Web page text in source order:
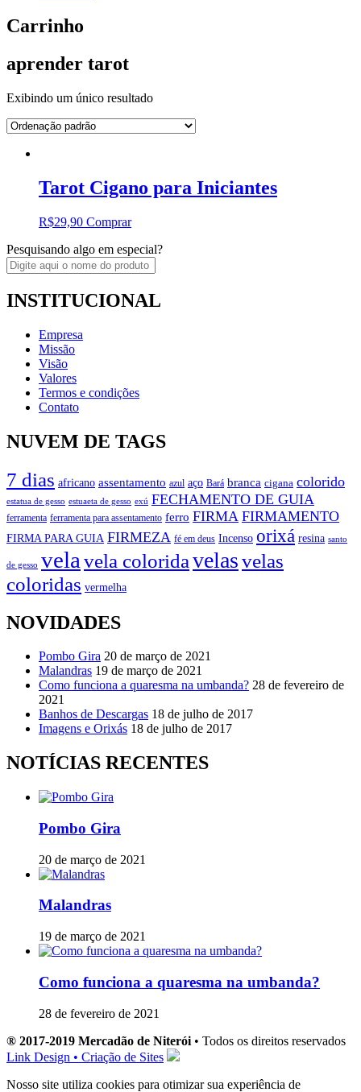
Carrinho
aprender tarot
Exibindo um único resultado
Tarot Cigano para Iniciantes
R$29,90 Comprar
Pesquisando algo em especial?
INSTITUCIONAL
Empresa
Missão
Visão
Valores
Termos e condições
Contato
NUVEM DE TAGS
7 dias africano assentamento azul aço Bará branca cigana colorido
estatua de gesso estuaeta de gesso exú FECHAMENTO DE GUIA
ferramenta ferramenta para assentamento ferro FIRMA FIRMAMENTO
FIRMA PARA GUIA FIRMEZA fé em deus Incenso orixá resina santo
de gesso vela vela coloridavelasvelas
coloridas vermelha
NOVIDADES
Pombo Gira 20 de março de 2021
Malandras 19 de março de 2021
Como funciona a quaresma na umbanda? 28 de fevereiro de
2021
Banhos de Descargas 18 de julho de 2017
Imagens e Orixás 18 de julho de 2017
NOTÍCIAS RECENTES
Pombo Gira
20 de março de 2021
Malandras
19 de março de 2021
Como funciona a quaresma na umbanda?
28 de fevereiro de 2021
® 2017-2019 Mercadão de Niterói • Todos os direitos reservados
Link Design • Criação de Sites
Nosso site utiliza cookies para otimizar sua experiência de